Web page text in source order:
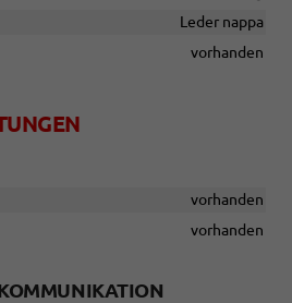
Leder nappa
vorhanden
vorhanden
vorhanden